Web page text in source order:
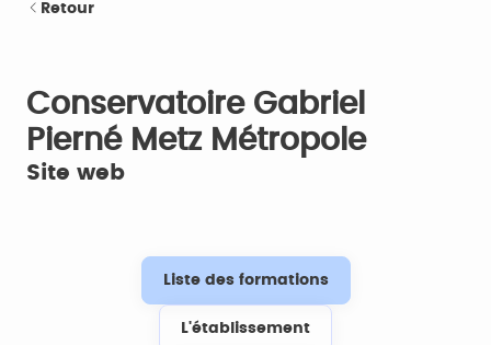
Retour
Conservatoire Gabriel
Pierné Metz Métropole
Site web
Liste des formations
L'établissement